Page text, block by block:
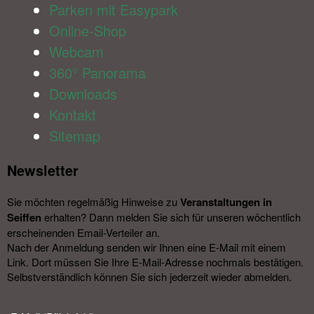
Parken mit Easypark
Online-Shop
Webcam
360° Panorama
Downloads
Kontakt
Sitemap
Newsletter​
Sie möchten regelmäßig Hinweise zu Veranstal­tungen in
Seiffen erhalten? Dann melden Sie sich für unseren wöchentlich
erscheinenden Email-Verteiler an.
Nach der Anmeldung senden wir Ihnen eine E-Mail mit einem
Link. Dort müssen Sie Ihre E-Mail-Adresse nochmals bestätigen.
Selbstverständlich können Sie sich jederzeit wieder abmelden.​